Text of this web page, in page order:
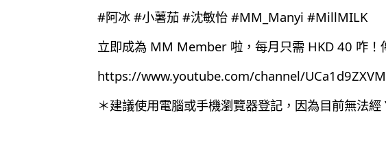
#阿冰 #小薯茄 #沈敏怡 #MM_Manyi #MillMILK
立即成為 MM Member 啦，每月只需 HKD 40 咋！
https://www.youtube.com/channel/
＊建議使用電腦或手機瀏覽器登記，因為目前無法